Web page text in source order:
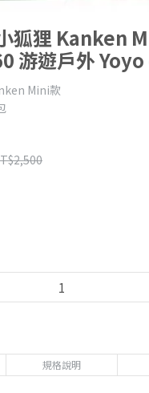
狐狸 Kanken
游遊戶外
Mini款
規格說明